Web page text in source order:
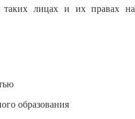
таких лицах и их правах на
образования